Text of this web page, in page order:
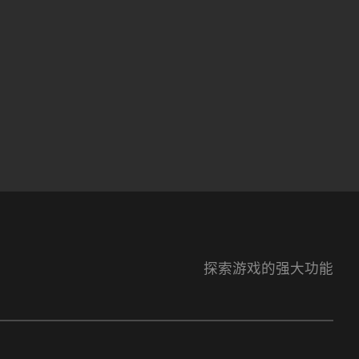
探索游戏的强大功能